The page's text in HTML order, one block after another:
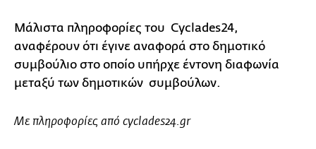
Μάλιστα πληροφορίες του Cyclades24,
αναφέρουν ότι έγινε αναφορά στο δημοτικό
συμβούλιο στο οποίο υπήρχε έντονη διαφωνία
μεταξύ των δημοτικών συμβούλων.
Με πληροφορίες από cyclades24.gr